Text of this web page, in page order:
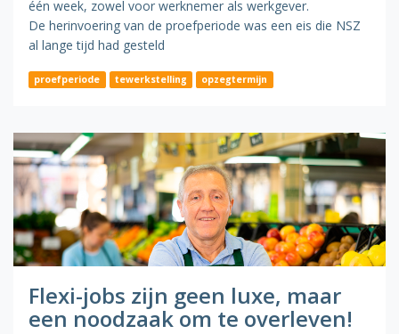
één week, zowel voor werknemer als werkgever.
De herinvoering van de proefperiode was een eis die NSZ
al lange tijd had gesteld
proefperiode tewerkstelling opzegtermijn
Flexi-jobs zijn geen luxe, maar
een noodzaak om te overleven!